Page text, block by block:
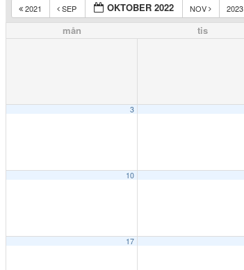
2021 SEP OKTOBER 2022 NOV 2023
mån tis
3
10
17